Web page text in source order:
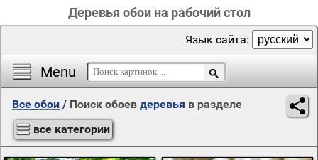
Деревья обои на рабочий стол
Menu
Язык сайта:
Все обои / Поиск обоев деревья в разделе
все категории